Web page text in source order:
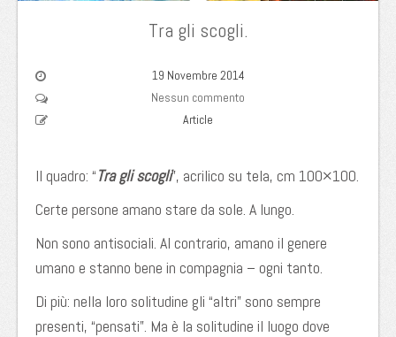
Tra gli scogli.
19 Novembre 2014
Nessun commento
Article
Il quadro: “Tra gli scogli”, acrilico su tela, cm 100×100.
Certe persone amano stare da sole. A lungo.
Non sono antisociali. Al contrario, amano il genere
umano e stanno bene in compagnia – ogni tanto.
Di più: nella loro solitudine gli “altri” sono sempre
presenti, “pensati”. Ma è la solitudine il luogo dove